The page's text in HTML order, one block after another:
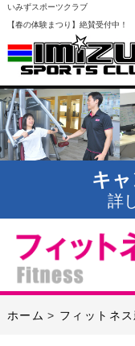
いみずスポーツクラブ
【春の体験まつり】絶賛受付中！
キ
詳
ホーム フィットネ